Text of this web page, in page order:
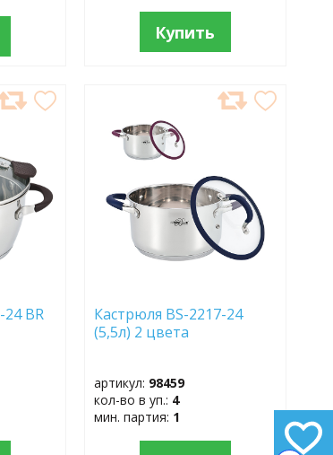
Купить
BR
В
ИЗБРАННОЕ
Кастрюля BS-2217-24
(5,5л) 2 цвета
артикул: 98459
кол-во в уп.: 4
мин. партия: 1